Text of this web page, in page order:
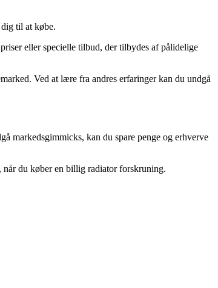
til at købe.
eller specielle tilbud, der tilbydes af pålidelige
Ved at lære fra andres erfaringer kan du undgå
markedsgimmicks, kan du spare penge og erhverve
du køber en billig radiator forskruning.